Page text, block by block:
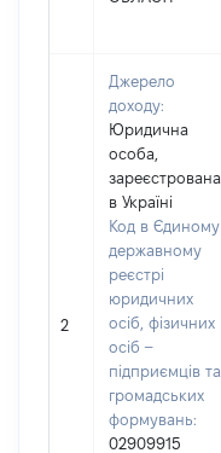
2
Джерело
доходу:
Юридична
особа,
зареєстрована
в Україні
Код в Єдиному
державному
реєстрі
юридичних
осіб, фізичних
осіб –
підприємців та
громадських
формувань:
02909915